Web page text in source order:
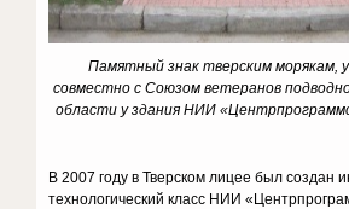
Памятный знак тверским морякам,
совместно с Союзом ветеранов
области у здания НИИ
В 2007 году в Тверском лицее был создан
технологический класс НИИ